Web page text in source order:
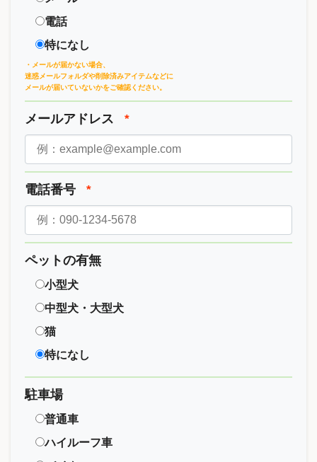
電話
特になし
・メールが届かない場合、
迷惑メールフォルダや削除済みアイテムなどに
メールが届いていないかをご確認ください。
メールアドレス *
電話番号 *
ペットの有無
小型犬
中型犬・大型犬
猫
特になし
駐車場
普通車
ハイルーフ車